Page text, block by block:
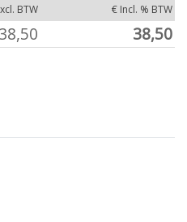
BTW € Incl. % BTW
38,50 38,50